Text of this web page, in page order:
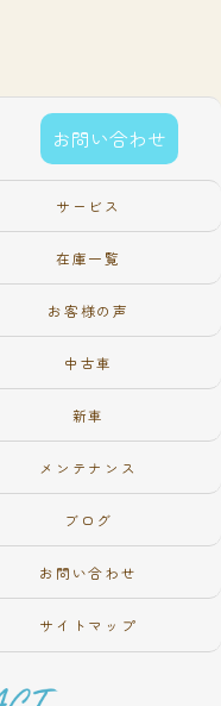
お問い合わせ
サービス
在庫一覧
お客様の声
中古車
新車
メンテナンス
ブログ
お問い合わせ
サイトマップ